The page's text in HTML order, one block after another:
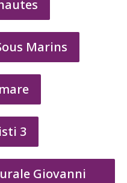
Marins
3
Giovanni